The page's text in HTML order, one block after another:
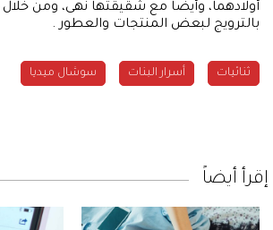
أولادهما، وأيضاً مع شقيقتها نهى، ومن
بالترويج لبعض المنتجات والعطور .
ثنائيات أسرار البنات سوشال ميديا
إقرأ أيضاً